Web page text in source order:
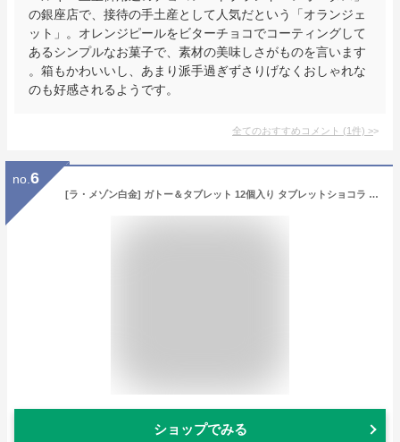
の銀座店で、接待の手土産として人気だという「オランジェ
ット」。オレンジピールをビターチョコでコーティングして
あるシンプルなお菓子で、素材の美味しさがものを言います
。箱もかわいいし、あまり派手過ぎずさりげなくおしゃれな
のも好感されるようです。
全てのおすすめコメント (1件) >
no. 6
[ラ・メゾン白金] ガトー＆タブレット 12個入り タブレットショコラ ショコラサンド フィナンシェ 詰め合わせ ギフト 個包装 ラッピング
ショップでみる